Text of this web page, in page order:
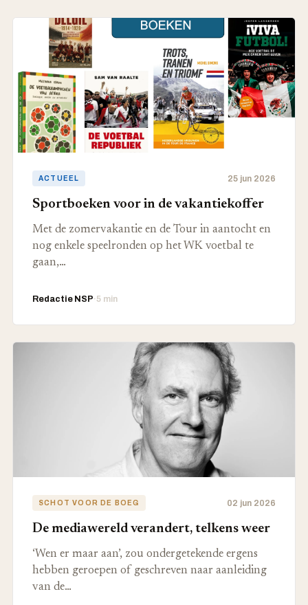
ACTUEEL 25 jun 2026
Sportboeken voor in de vakantiekoffer
Met de zomervakantie en de Tour in aantocht en
nog enkele speelronden op het WK voetbal te
gaan,…
Redactie NSP·5 min
SCHOT VOOR DE BOEG 02 jun 2026
De mediawereld verandert, telkens weer
‘Wen er maar aan’, zou ondergetekende ergens
hebben geroepen of geschreven naar aanleiding
van de…